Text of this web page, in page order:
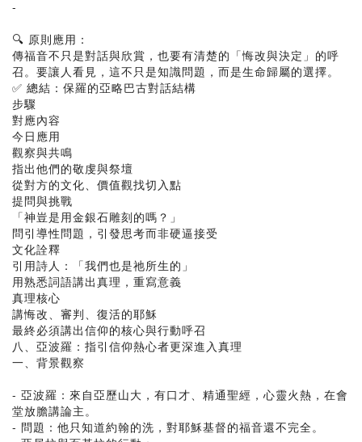
-
🔍 原則應用：
傳福音不只是對話與欣賞，也要有清楚的「悔改與決定」的呼
召。要讓人看見，這不只是知識問題，而是生命歸屬的選擇。
✅ 總結：保羅的亞略巴古對話結構
步驟
對應內容
今日應用
觀察與共鳴
指出他們的敬虔與祭壇
從對方的文化、價值觀找切入點
提問與挑戰
「神豈是用金銀石雕刻的嗎？」
問引導性問題，引發思考而非硬逼接受
文化詮釋
引用詩人：「我們也是祂所生的」
用熟悉詞語講出真理，重寫意義
真理核心
講悔改、審判、復活的耶穌
最終必須講出信仰的核心與行動呼召
八、亞波羅：指引信仰熱心者更深進入真理
一、背景觀察
- 亞波羅：來自亞歷山大，有口才、精通聖經，心靈火熱，在會
堂放膽講論主。
- 問題：他只知道約翰的洗，對耶穌基督的福音還不完全。